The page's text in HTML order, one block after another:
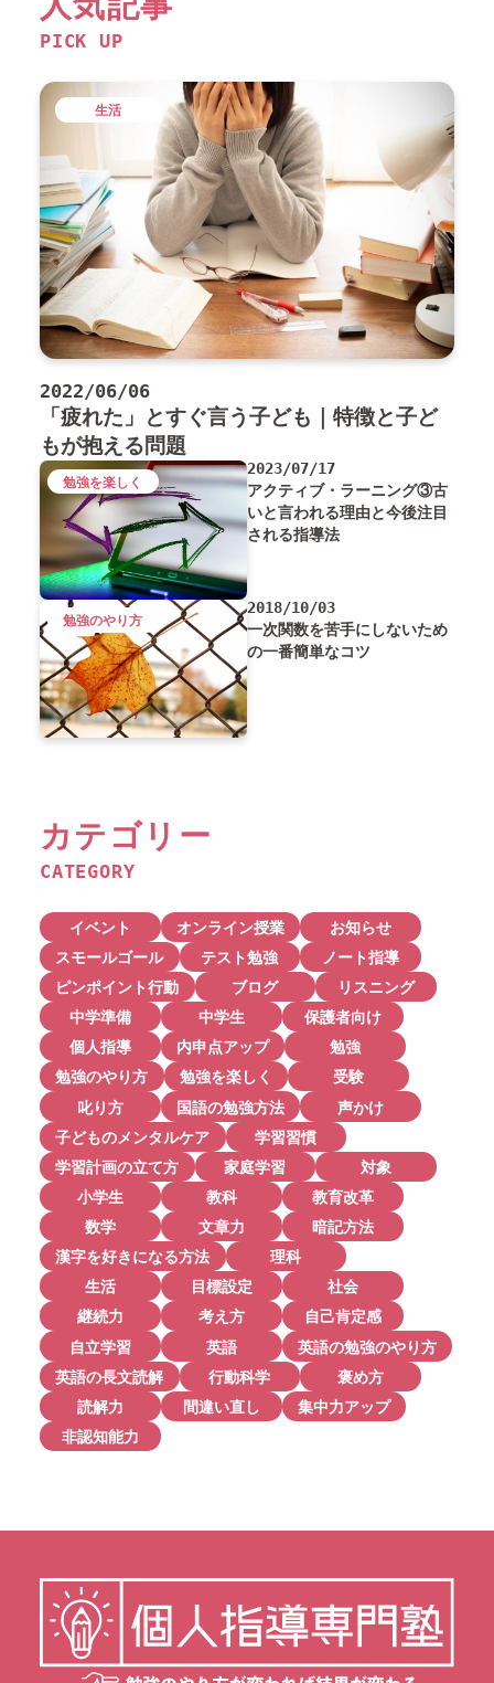
PICK UP
2022/06/06
「疲れた」とすぐ言う子ども｜特徴と子ど
もが抱える問題
生活
2023/07/17
アクティブ・ラーニング③古
いと言われる理由と今後注目
される指導法
勉強を楽しく
2018/10/03
一次関数を苦手にしないため
の一番簡単なコツ
勉強のやり方
カテゴリー
CATEGORY
イベント オンライン授業
お知らせ
スモールゴール
テスト勉強
ノート指導
ピンポイント行動
ブログ
リスニング
中学準備
中学生
保護者向け
個人指導
内申点アップ
勉強
勉強のやり方
勉強を楽しく
受験
叱り方
国語の勉強方法
声かけ
子どものメンタルケア
学習習慣
学習計画の立て方
家庭学習
対象
小学生
教科
教育改革
数学
文章力
暗記方法
漢字を好きになる方法
理科
生活
目標設定
社会
継続力
考え方
自己肯定感
自立学習
英語
英語の勉強のやり方
英語の長文読解
行動科学
褒め方
読解力
間違い直し
集中力アップ
非認知能力